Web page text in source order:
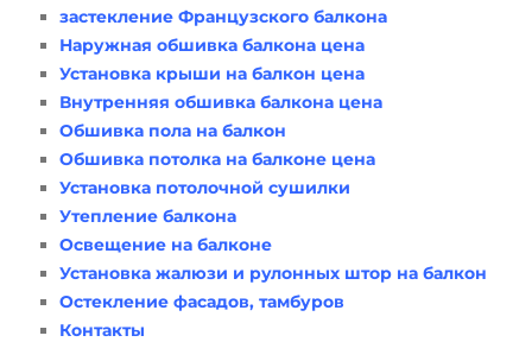
застекление Французского балкона
Наружная обшивка балкона цена
Установка крыши на балкон цена
Внутренняя обшивка балкона цена
Обшивка пола на балкон
Обшивка потолка на балконе цена
Установка потолочной сушилки
Утепление балкона
Освещение на балконе
Установка жалюзи и рулонных штор на балкон
Остекление фасадов, тамбуров
Контакты